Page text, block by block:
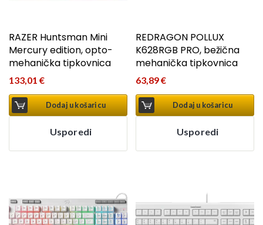
RAZER Huntsman Mini
Mercury edition, opto-
mehanička tipkovnica
133,01 €
Dodaj u košaricu
Usporedi
REDRAGON POLLUX
K628RGB PRO, bežična
mehanička tipkovnica
63,89€
Dodaj u košaricu
Usporedi